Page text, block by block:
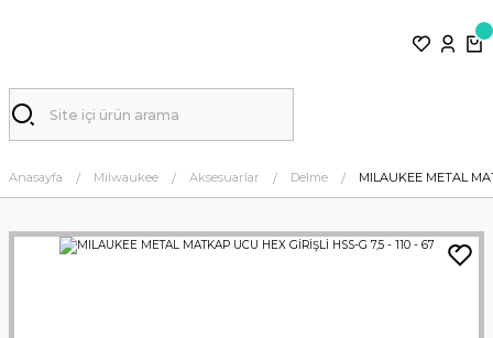
Anasayfa Milwaukee Aksesuarlar Delme MILAUKEE METAL